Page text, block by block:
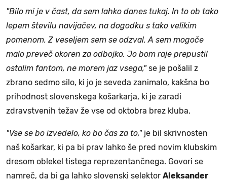
"Bilo mi je v čast, da sem lahko danes tukaj. In to ob tako
lepem številu navijačev, na dogodku s tako velikim
pomenom. Z veseljem sem se odzval. A sem mogoče
malo preveč okoren za odbojko. Jo bom raje prepustil
ostalim fantom, ne morem jaz vsega,"se je pošalil z
zbrano sedmo silo, ki jo je seveda zanimalo, kakšna bo
prihodnost slovenskega košarkarja, ki je zaradi
zdravstvenih težav že vse od oktobra brez kluba.
"Vse se bo izvedelo, ko bo čas za to," je bil skrivnosten
naš košarkar, ki pa bi prav lahko še pred novim klubskim
dresom oblekel tistega reprezentančnega. Govori se
namreč, da bi ga lahko slovenski selektor Aleksander